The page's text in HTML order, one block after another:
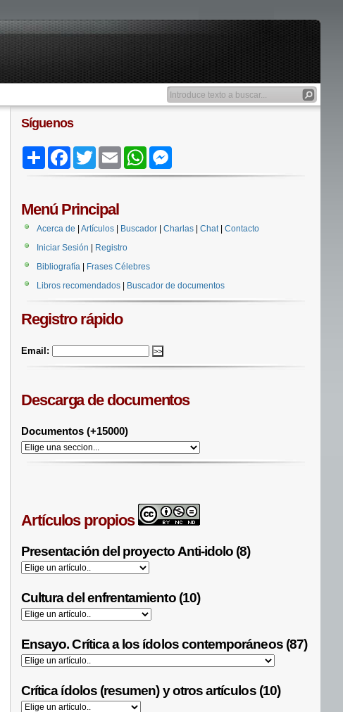
Síguenos
Share FacebookTwitter Email WhatsApp
Menú Principal
Acerca de Artículos Buscador Charlas Chat| Contacto
Iniciar Sesión
Registro
Bibliografía
Frases Célebres
Libros recomendados
Buscador de documentos
Registro rápido
Email:
Descarga de documentos
Documentos (+15000)
Artículos propios
Presentación del proyecto Anti-idolo (8)
Cultura del enfrentamiento (10)
Ensayo. Crítica a los ídolos contemporáneos (87)
Crítica ídolos (resumen) y otros artículos (10)